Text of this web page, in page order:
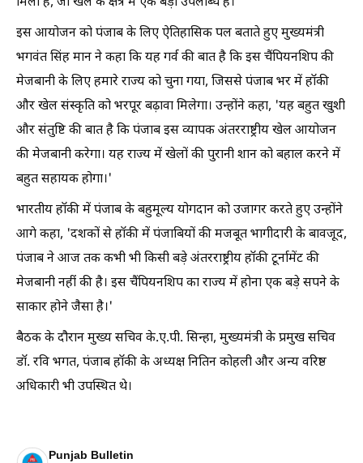
इस आयोजन को पंजाब के लिए ऐतिहासिक पल बताते हुए मुख्यमंत्री
भगवंत सिंह मान ने कहा कि यह गर्व की बात है कि इस चैंपियनशिप की
मेजबानी के लिए हमारे राज्य को चुना गया, जिससे पंजाब भर में हॉकी
और खेल संस्कृति को भरपूर बढ़ावा मिलेगा। उन्होंने कहा, 'यह बहुत खुशी
और संतुष्टि की बात है कि पंजाब इस व्यापक अंतरराष्ट्रीय खेल आयोजन
की मेजबानी करेगा। यह राज्य में खेलों की पुरानी शान को बहाल करने में
बहुत सहायक होगा।'
भारतीय हॉकी में पंजाब के बहुमूल्य योगदान को उजागर करते हुए उन्होंने
आगे कहा, 'दशकों से हॉकी में पंजाबियों की मजबूत भागीदारी के बावजूद,
पंजाब ने आज तक कभी भी किसी बड़े अंतरराष्ट्रीय हॉकी टूर्नामेंट की
मेजबानी नहीं की है। इस चैंपियनशिप का राज्य में होना एक बड़े सपने के
साकार होने जैसा है।'
बैठक के दौरान मुख्य सचिव के.ए.पी. सिन्हा, मुख्यमंत्री के प्रमुख सचिव
डॉ. रवि भगत, पंजाब हॉकी के अध्यक्ष नितिन कोहली और अन्य वरिष्ठ
अधिकारी भी उपस्थित थे।
Punjab Bulletin